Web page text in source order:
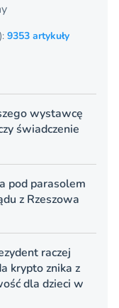
9353 artykuły
wystawcę
świadczenie
pod parasolem
z Rzeszowa
raczej
krypto znika z
dla dzieci w